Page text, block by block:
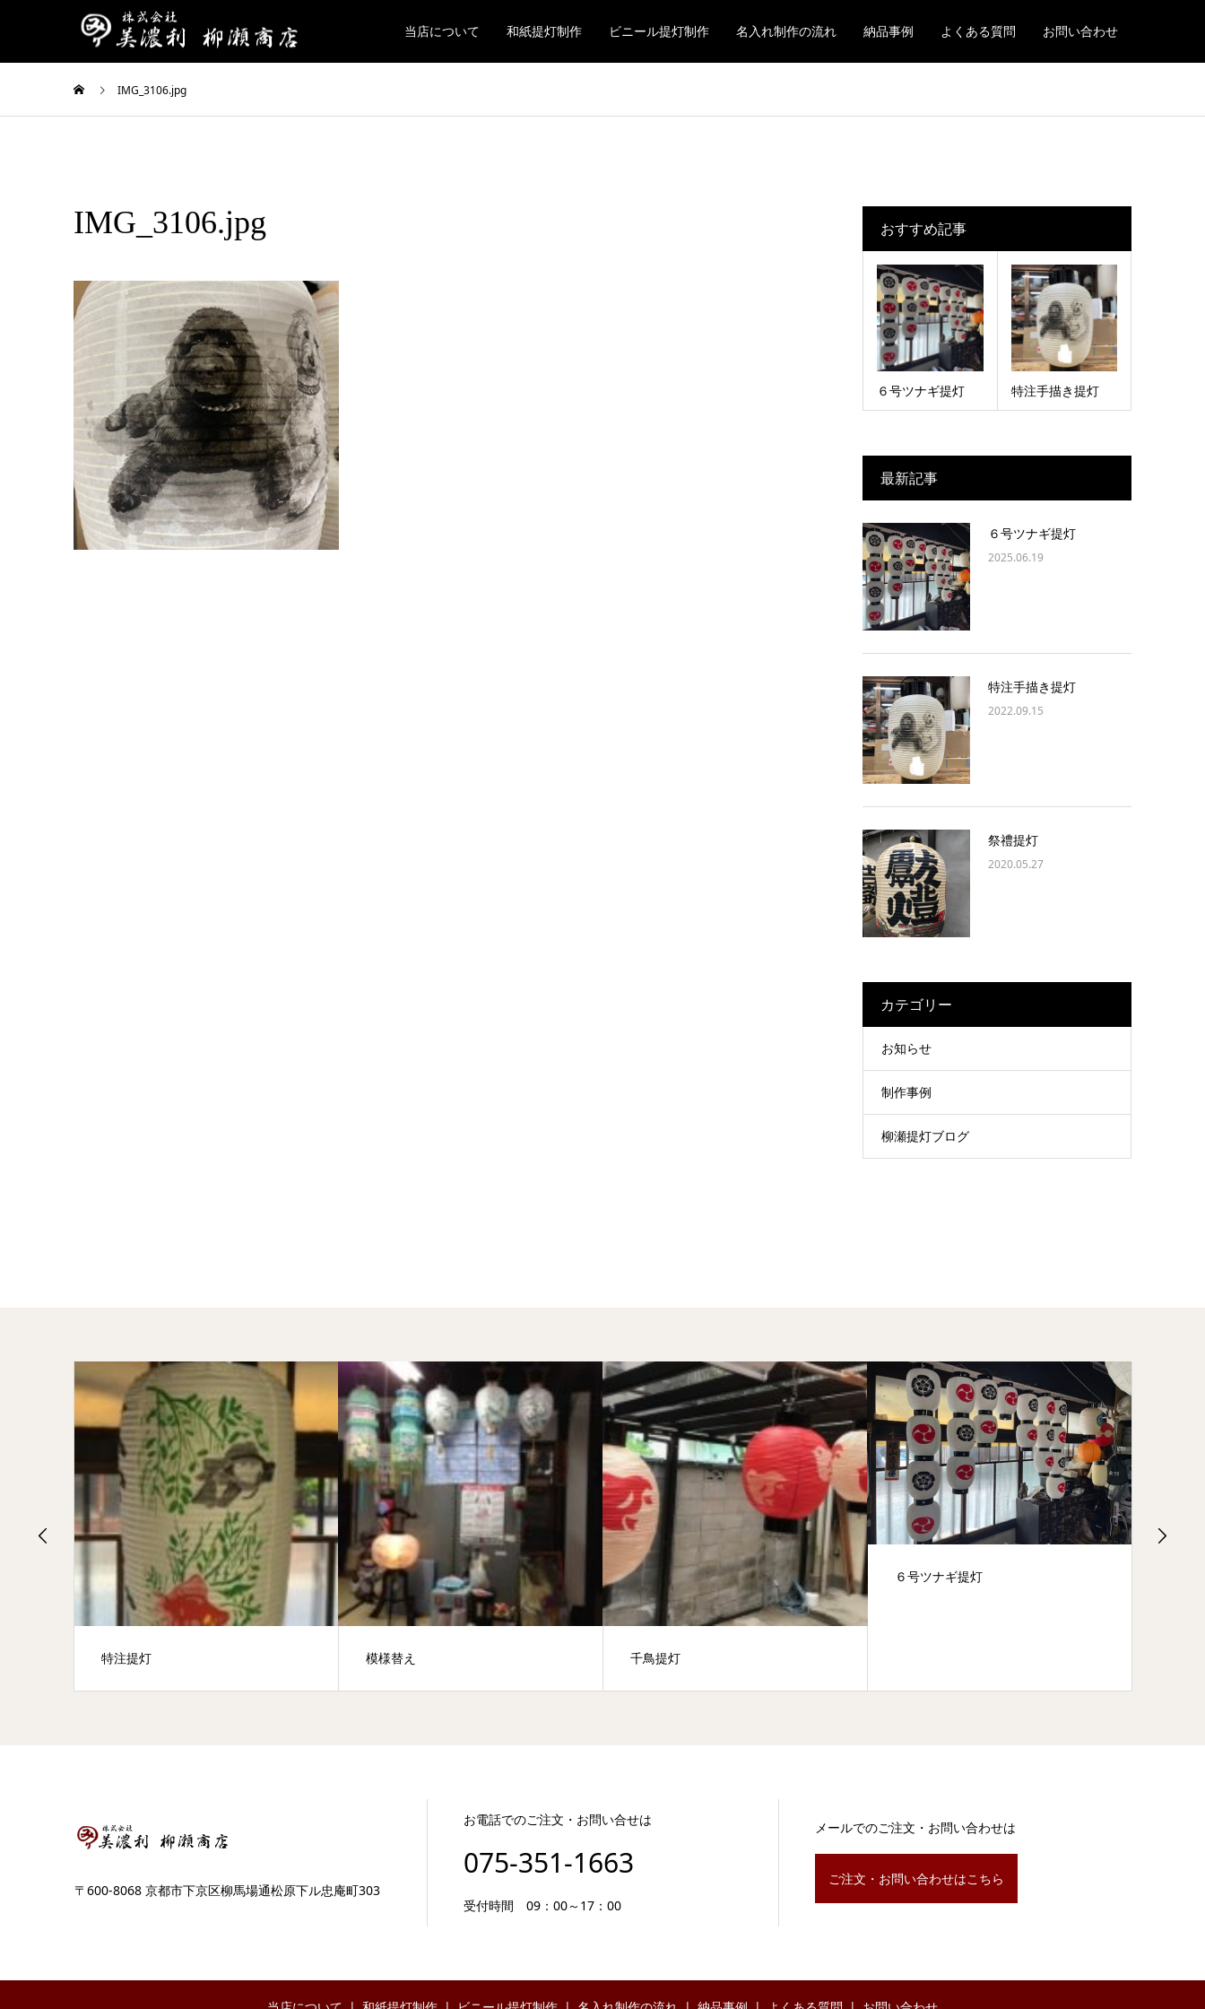
当店について 和紙提灯制作 ビニール提灯制作 名入れ制作の流れ 納品事例 よくある質問 お問い合わせ
IMG_3106.jpg
IMG_3106.jpg おすすめ記事
６号ツナギ提灯 特注手描き提灯
最新記事
６号ツナギ提灯
2025.06.19
特注手描き提灯
2022.09.15
祭禮提灯
2020.05.27
カテゴリー
お知らせ
制作事例
柳瀬提灯ブログ
特注提灯 模様替え 千鳥提灯
６号ツナギ提灯
〒600-8068 京都市下京区柳馬場通松原下ル忠庵町303
お電話でのご注文・お問い合せは
075-351-1663
受付時間 09：00～17：00
メールでのご注文・お問い合わせは
ご注文・お問い合わせはこちら